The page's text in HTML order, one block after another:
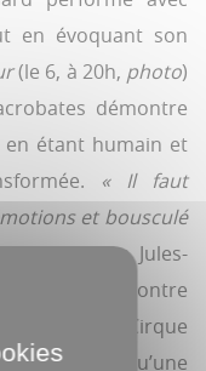
en évoquant son
(le 6, à 20h, photo)
démontre
étant humain et
« Il faut
et bousculé
du Cirque Jules-
une rencontre
à l’École du Cirque
ainsi qu’une